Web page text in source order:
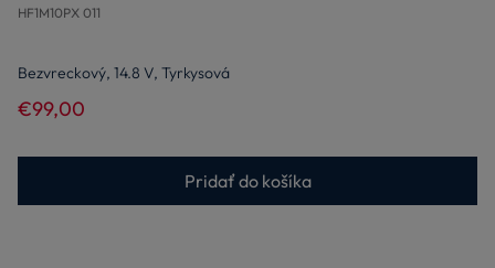
HF1M10PX 011
Bezvreckový, 14.8 V, Tyrkysová
€99,00
Pridať do košíka